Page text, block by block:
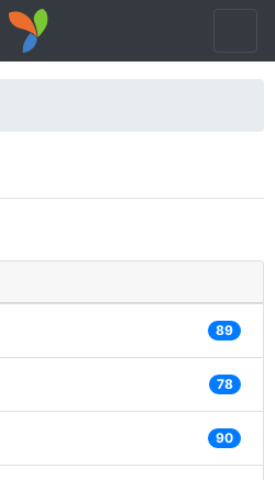
89
78
90